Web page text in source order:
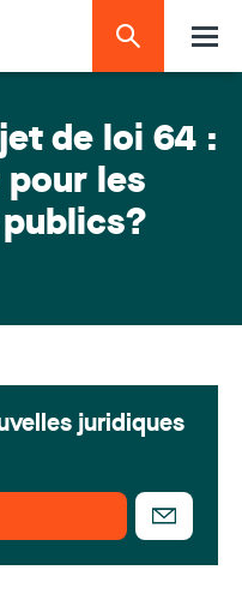
de loi 64 :
les
juridiques